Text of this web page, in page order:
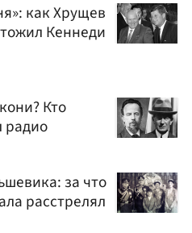
как Хрущев
Кеннеди
Кто
радио
за что
расстрелял